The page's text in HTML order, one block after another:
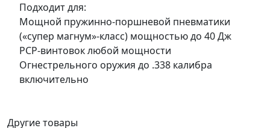
Подходит для:
Мощной пружинно-поршневой пневматики
(«супер магнум»-класс) мощностью до 40 Дж
PCP-винтовок любой мощности
Огнестрельного оружия до .338 калибра
включительно
Другие товары